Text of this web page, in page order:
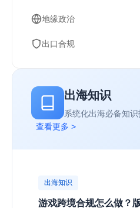
地缘政治
出口合规
出海知识
系统化出海必备知
查看更多 >
出海知识
游戏跨境合规怎么做？